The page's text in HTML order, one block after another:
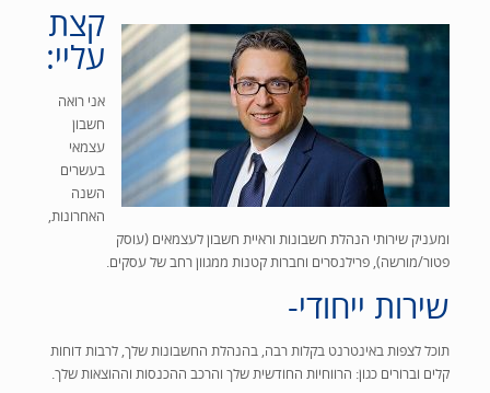
קצת
עליי:
אני רואה
חשבון
עצמאי
בעשרים
השנה
האחרונות,
ומעניק שירותי הנהלת חשבונות וראיית חשבון לעצמאים (עוסק
פטור/מורשה), פרילנסרים וחברות קטנות ממגוון רחב של עסקים.
שירות ייחודי-
תוכל לצפות באינטרנט בקלות רבה, בהנהלת החשבונות שלך, לרבותדוחות
קלים וברורים כגון: הרווחיות החודשית שלך והרכב ההכנסות וההוצאות שלך.